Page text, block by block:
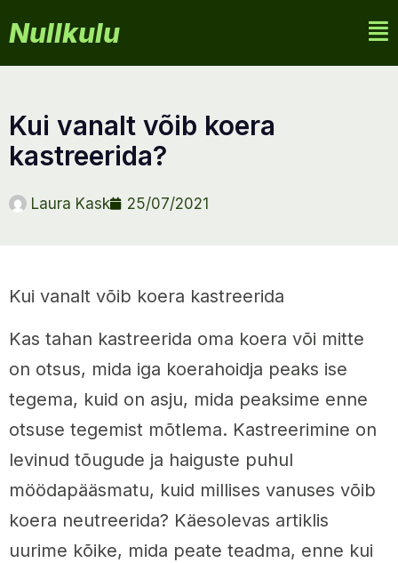
Nullkulu
kui vanalt võib koera
kastreerida?
Laura Kask 25/07/2021
Kui vanalt võib koera kastreerida
Kas tahan kastreerida oma koera või mitte
on otsus, mida iga koerahoidja peaks ise
tegema, kuid on asju, mida peaksime enne
otsuse tegemist mõtlema. Kastreerimine on
levinud tõugude ja haiguste puhul
möödapääsmatu, kuid millises vanuses võib
koera neutreerida? Käesolevas artiklis
uurime kõike, mida peate teadma, enne kui